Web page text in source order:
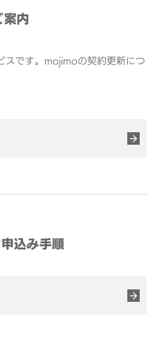
内
スです。mojimoの契約更新につ
込み手順